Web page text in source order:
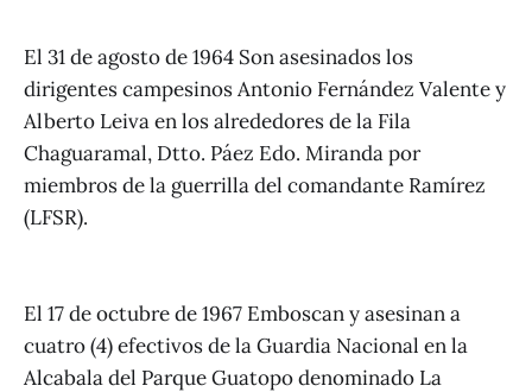
El 31 de agosto de 1964 Son asesinados los
dirigentes campesinos Antonio Fernández Valente y
Alberto Leiva en los alrededores de la Fila
Chaguaramal, Dtto. Páez Edo. Miranda por
miembros de la guerrilla del comandante Ramírez
(LFSR).
El 17 de octubre de 1967 Emboscan y asesinan a
cuatro (4) efectivos de la Guardia Nacional en la
Alcabala del Parque Guatopo denominado La